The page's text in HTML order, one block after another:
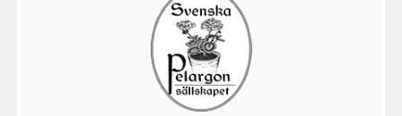
Pelargonsällskapets